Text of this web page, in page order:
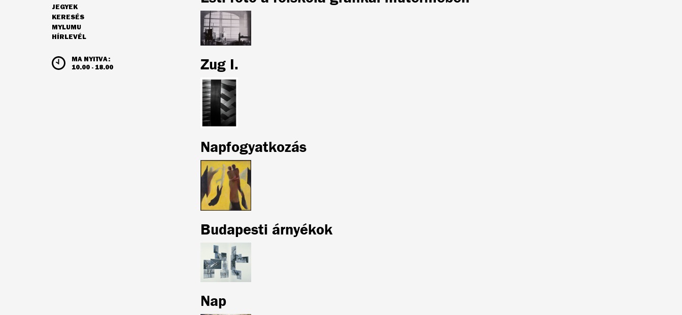
NAVIGÁCIÓ
JEGYEK
KERESÉS
MYLUMU
HÍRLEVÉL
MA NYITVA:
10.00 - 18.00
NYITVATARTÁS ÉS JEGYÁRAK
Zug I.
Napfogyatkozás
Budapesti árnyékok
Nap